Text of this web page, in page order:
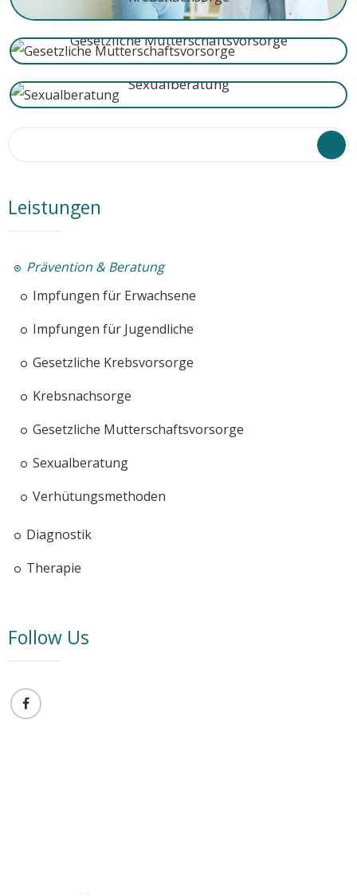
Gesetzliche Mutterschaftsvorsorge
Sexualberatung
Leistungen
Prävention & Beratung
Impfungen für Erwachsene
Impfungen für Jugendliche
Gesetzliche Krebsvorsorge
Krebsnachsorge
Gesetzliche Mutterschaftsvorsorge
Sexualberatung
Verhütungsmethoden
Diagnostik
Therapie
Follow Us